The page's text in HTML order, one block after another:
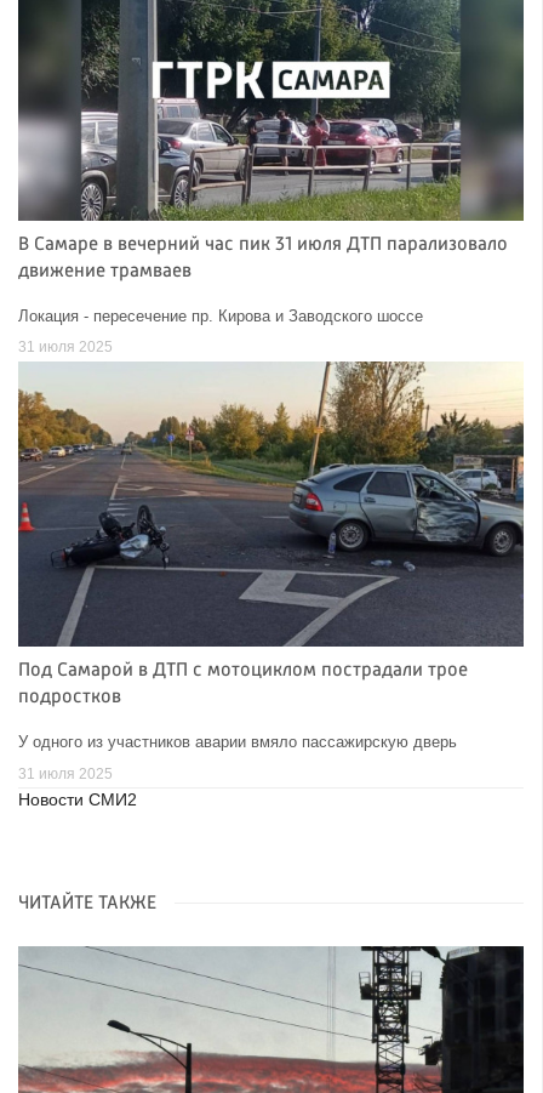
В Самаре в вечерний час пик 31 июля ДТП парализовало
движение трамваев
Локация - пересечение пр. Кирова и Заводского шоссе
31 июля 2025
Под Самарой в ДТП с мотоциклом пострадали трое
подростков
У одного из участников аварии вмяло пассажирскую дверь
31 июля 2025
Новости СМИ2
ЧИТАЙТЕ ТАКЖЕ